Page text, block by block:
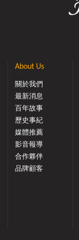
About Us
關於我們
最新消息
百年故事
歷史事紀
媒體推薦
影音報導
合作夥伴
品牌顧客